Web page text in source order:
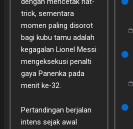
trick, sementara
momen paling disorot
bagi kubu tamu adalah
kegagalan Lionel Messi
mengeksekusi penalti
gaya Panenka pada
menit ke-32.
Pertandingan berjalan
intens sejak awal